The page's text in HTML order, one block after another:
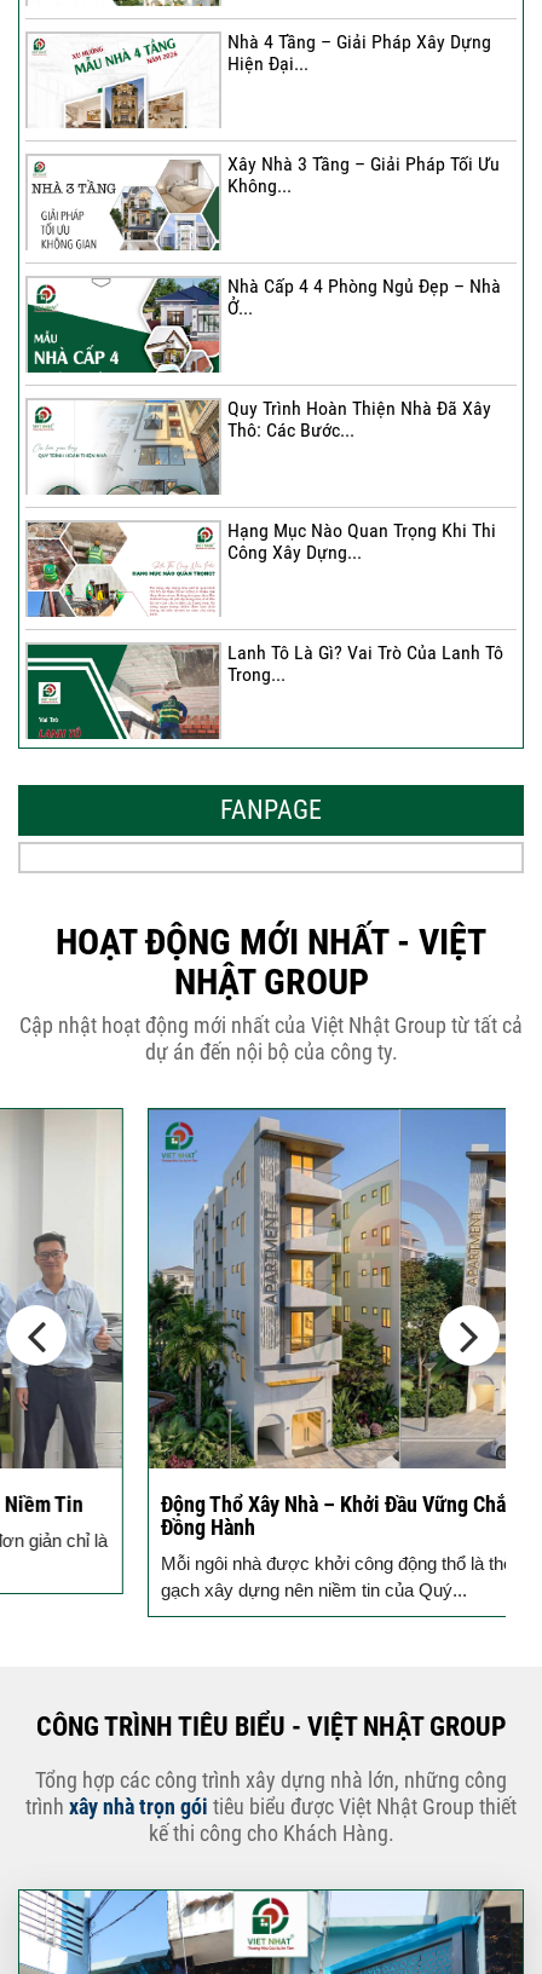
Nhà 4 Tầng – Giải Pháp Xây Dựng
Hiện Đại...
Xây Nhà 3 Tầng – Giải Pháp Tối Ưu
Không...
Nhà Cấp 4 4 Phòng Ngủ Đẹp – Nhà
Ở...
Quy Trình Hoàn Thiện Nhà Đã Xây
Thô: Các Bước...
Hạng Mục Nào Quan Trọng Khi Thi
Công Xây Dựng...
Lanh Tô Là Gì? Vai Trò Của Lanh Tô
Trong...
Thiết Kế Hòa...
Bê Tông...
THÔNG BÁO KẾ HOẠCH TĂNG ĐƠN
GIÁ XÂY DỰNG NHÀ...
Thép Râu Tường – Kinh Nghiệm Thi
Công Chuẩn Kỹ...
10 Vị Trí Nên Xây Gạch Đinh – Chủ
Đầu...
FANPAGE
HOẠT ĐỘNG MỚI NHẤT - VIỆT
NHẬT GROUP
Cập nhật hoạt động mới nhất của Việt Nhật Group từ tất cả
dự án đến nội bộ của công ty.
Động Thổ Xây Nhà – Khởi Đầu Vững Chắc, An Tâm
Đồng Hành
Mỗi ngôi nhà được khởi công động thổ là thêm một viên
gạch xây dựng nên niềm tin của Quý...
CÔNG TRÌNH TIÊU BIỂU - VIỆT NHẬT GROUP
Tổng hợp các công trình xây dựng nhà lớn, những công
trình xây nhà trọn gói tiêu biểu được Việt Nhật Group thiết
kế thi công cho Khách Hàng.